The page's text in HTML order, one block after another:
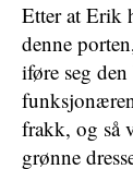
Etter at Erik
denne
iføre seg
frakk, og så
grønne